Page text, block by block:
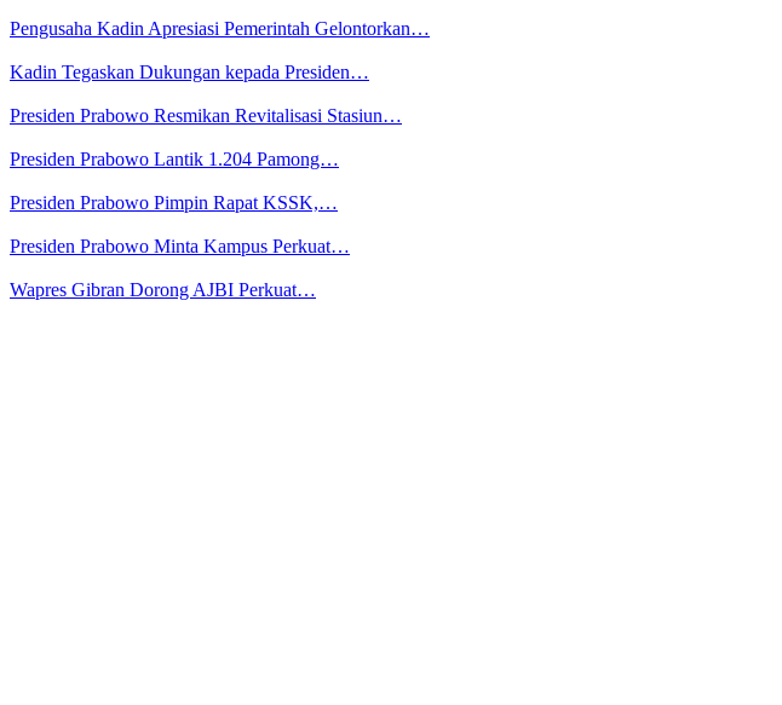
Pengusaha Kadin Apresiasi Pemerintah Gelontorkan…
Kadin Tegaskan Dukungan kepada Presiden…
Presiden Prabowo Resmikan Revitalisasi Stasiun…
Presiden Prabowo Lantik 1.204 Pamong…
Presiden Prabowo Pimpin Rapat KSSK,…
Presiden Prabowo Minta Kampus Perkuat…
Wapres Gibran Dorong AJBI Perkuat…